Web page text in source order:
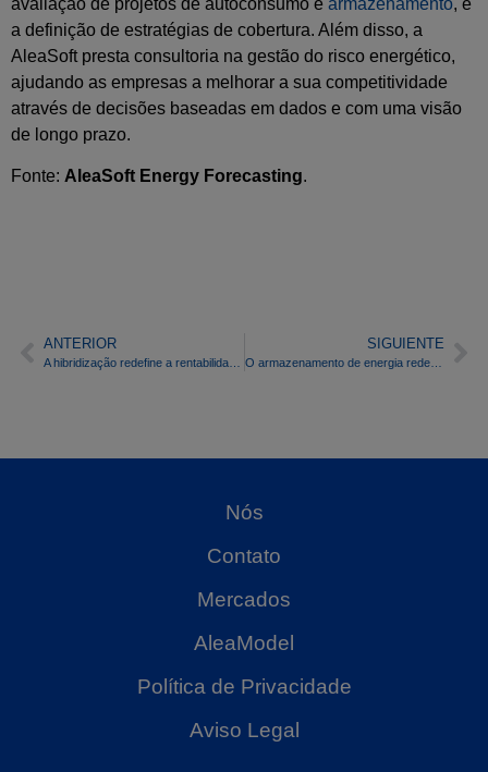
a definição de estratégias de cobertura. Além disso, a
AleaSoft presta consultoria na gestão do risco energético,
ajudando as empresas a melhorar a sua competitividade
através de decisões baseadas em dados e com uma visão
de longo prazo.
Fonte: AleaSoft Energy Forecasting.
ANTERIOR SIGUIENTE
O armazenamento de energia redefine o equilíbrio do sistema elétrico: do mercado europeu à realidade espanhola
Nós
Contato
Mercados
AleaModel
Política de Privacidade
Aviso Legal